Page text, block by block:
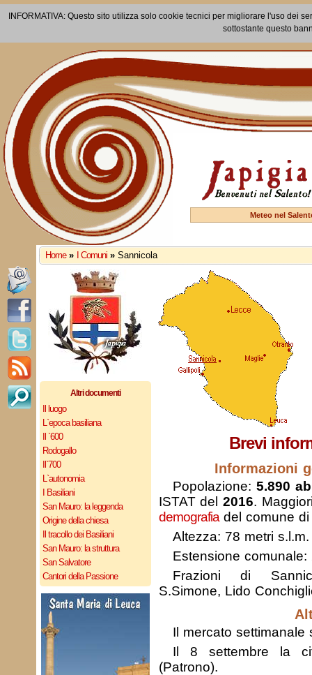
INFORMATIVA: Questo sito utilizza solo cookie tecnici per migliorare l'uso dei
sottostante questo
Meteo nel
Home » I Comuni » Sannicola
Altri documenti
Il luogo
L`epoca basiliana
Il `600
Rodogallo
Il`700
L`autonomia
I Basiliani
San Mauro: la leggenda
Origine della chiesa
Il tracollo dei Basiliani
San Mauro: la struttura
San Salvatore
Cantori della Passione
Brevi
Informazioni
Popolazione: 5.890
ISTAT del2016.
demografiadel comune di
Altezza: 78 metri s.l.m.
Estensione comunale:
Frazioni di
S.Simone, Lido
Il mercato
Il 8 settembre la
(Patrono).